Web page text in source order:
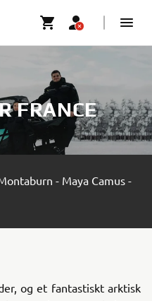
FRANCE
- Maya Camus -
og et fantastiskt arktisk